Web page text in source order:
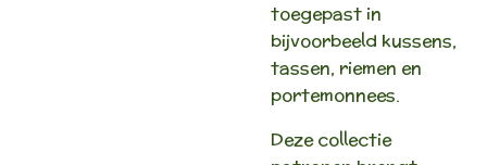
toegepast in
bijvoorbeeld kussens,
tassen, riemen en
portemonnees.
Deze collectie